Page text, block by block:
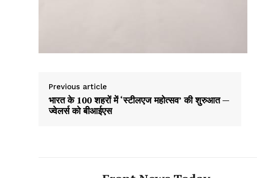
Previous article
भारत के 100 शहरों में ‘स्टीलएज महोत्सव’ की शुरुआत —
ज्वेलर्स को बीआईएस